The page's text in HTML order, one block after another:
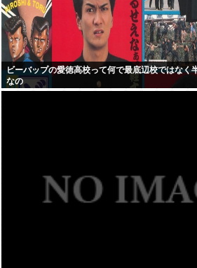
ビーバップの愛徳高校って何で最底辺校ではなく
なの